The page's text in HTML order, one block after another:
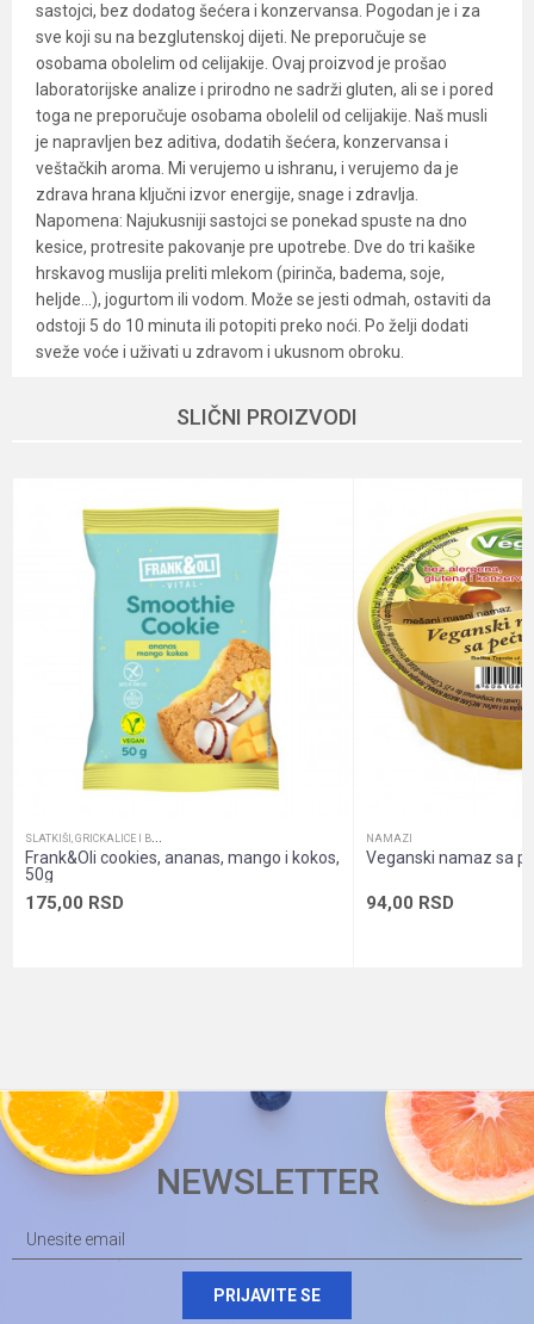
sastojci, bez dodatog šećera i konzervansa. Pogodan je i za
sve koji su na bezglutenskoj dijeti. Ne preporučuje se
osobama obolelim od celijakije. Ovaj proizvod je prošao
laboratorijske analize i prirodno ne sadrži gluten, ali se i pored
toga ne preporučuje osobama obolelil od celijakije. Naš musli
je napravljen bez aditiva, dodatih šećera, konzervansa i
veštačkih aroma. Mi verujemo u ishranu, i verujemo da je
zdrava hrana ključni izvor energije, snage i zdravlja.
Napomena: Najukusniji sastojci se ponekad spuste na dno
kesice, protresite pakovanje pre upotrebe. Dve do tri kašike
hrskavog muslija preliti mlekom (pirinča, badema, soje,
heljde...), jogurtom ili vodom. Može se jesti odmah, ostaviti da
odstoji 5 do 10 minuta ili potopiti preko noći. Po želji dodati
sveže voće i uživati u zdravom i ukusnom obroku.
Zdravija hrana
Dobavljač Biospajz
Način
proizvodnje
Organski proizvod, Vegan, Vegetarian
Mozak
informacije
proteini (više od 10g na 100g), Visok
nivo minerala, vlakna (više od 10g na
100g)
pakovanja
Kartonska kutija
Pol
Sadržaj
pakovanja
POŠALJI
SLIČNI PROIZVODI
Frank&Oli cookies, ananas, mango i kokos,
50g
175,00 RSD
NAMAZI
Veganski namaz sa
94,00 RSD
NEWSLETTER
PRIJAVITE SE